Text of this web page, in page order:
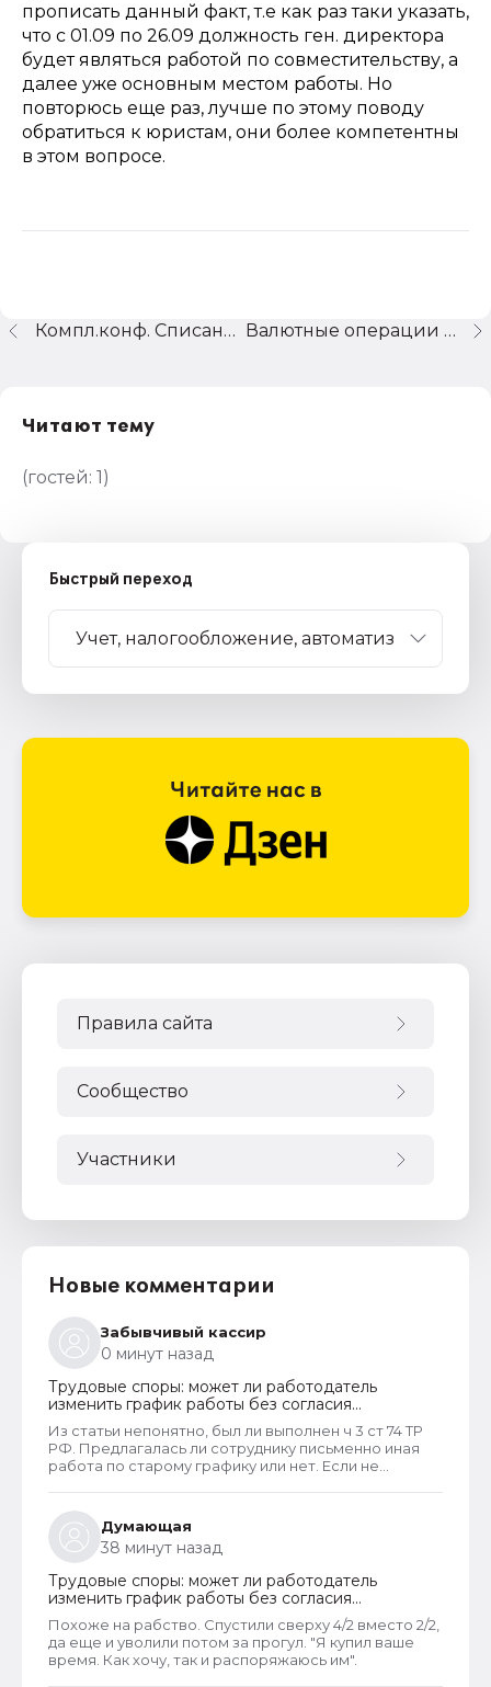
прописать данный факт, т.е как раз таки указать,
что с 01.09 по 26.09 должность ген. директора
будет являться работой по совместительству, а
далее уже основным местом работы. Но
повторюсь еще раз, лучше по этому поводу
обратиться к юристам, они более компетентны
в этом вопросе.
Валютные операции в 1С:Предприятие 8.0.
Компл.конф. Списание с р/с денег на сч.71. Кто-нибудь сталкивался???
Читают тему
(гостей: 1)
Быстрый переход
Правила сайта
Сообщество
Участники
Новые комментарии
Забывчивый кассир
0 минут назад
Трудовые споры: может ли работодатель
изменить график работы без согласия
сотрудника
Из статьи непонятно, был ли выполнен ч 3 ст 74 ТР
РФ. Предлагалась ли сотруднику письменно иная
работа по старому графику или нет. Если не
выплатой всех положенных ему компенсаций при
таком виде увольнения (не по собственному
желанию или соглашению сторон).
Думающая
38 минут назад
Трудовые споры: может ли работодатель
изменить график работы без согласия
сотрудника
Похоже на рабство. Спустили сверху 4/2 вместо 2/2,
да еще и уволили потом за прогул. "Я купил ваше
время. Как хочу, так и распоряжаюсь им".